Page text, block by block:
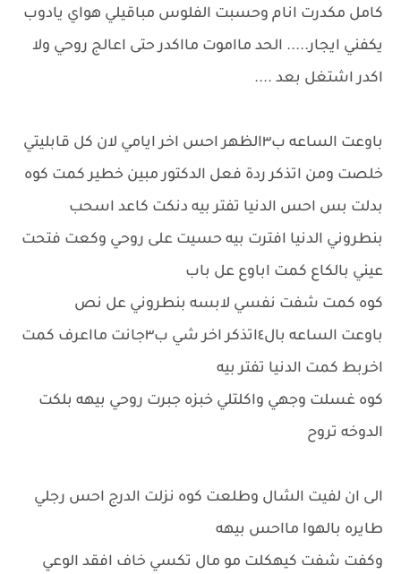
كامل مكدرت انام وحسبت الفلوس مباقيلي هواي يادوب
يكفني ايجار..... الحد مااموت مااكدر حتى اعالج روحي ولا
اكدر اشتغل بعد ....
باوعت الساعه ب٣الظهر احس اخر ايامي لان كل قابليتي
خلصت ومن اتذكر ردة فعل الدكتور مبين خطير كمت كوه
بدلت بس احس الدنيا تفتر بيه دنكت كاعد اسحب
بنطروني الدنيا افترت بيه حسيت على روحي وكعت فتحت
عيني بالكاع كمت اباوع عل باب
كوه كمت شفت نفسي لابسه بنطروني عل نص
باوعت الساعه بال٤اتذكر اخر شي ب٣جانت مااعرف كمت
اخربط كمت الدنيا تفتر بيه
كوه غسلت وجهي واكلتلي خبزه جبرت روحي بيهه بلكت
الدوخه تروح
الى ان لفيت الشال وطلعت كوه نزلت الدرج احس رجلي
طايره بالهوا مااحس بيهه
وكفت شفت كيهكلت مو مال تكسي خاف افقد الوعي